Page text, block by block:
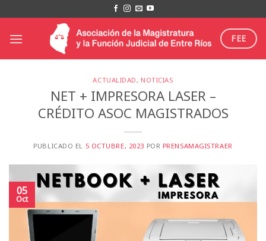
al
contenido
FEE
ACTUALIDAD, NOTICIAS
NET + IMPRESORA LASER –
CRÉDITO ASOC MAGISTRADOS
PUBLICADO EL 5 OCTUBRE, 2023 POR PRENSAMAGISTRAER
05
Oct